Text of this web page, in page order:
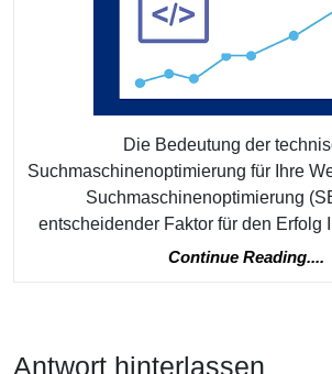
Die Bedeutung der
Suchmaschinenoptimierung für Ihre
Suchmaschinenoptimierung
entscheidender Faktor für den Erfolg
Continue Reading....
Antwort hinterlassen